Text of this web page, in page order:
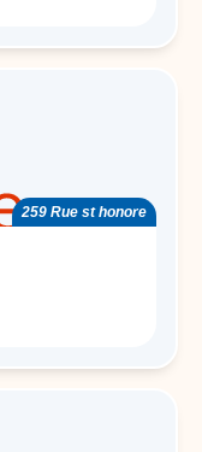
259 Rue st honore